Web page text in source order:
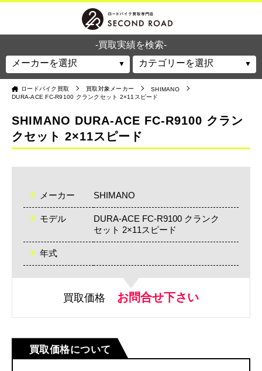
-買取実績を検索-
ロードバイク買取 買取対象メーカー
SHIMANO
DURA-ACE FC-R9100 クランクセット 2×11スピード
SHIMANO DURA-ACE FC-R9100 クラン
クセット 2×11スピード
メーカー SHIMANO
モデル
DURA-ACE FC-R9100 クランク
セット 2×11スピード
年式
買取価格 お問合せ下さい
買取価格について